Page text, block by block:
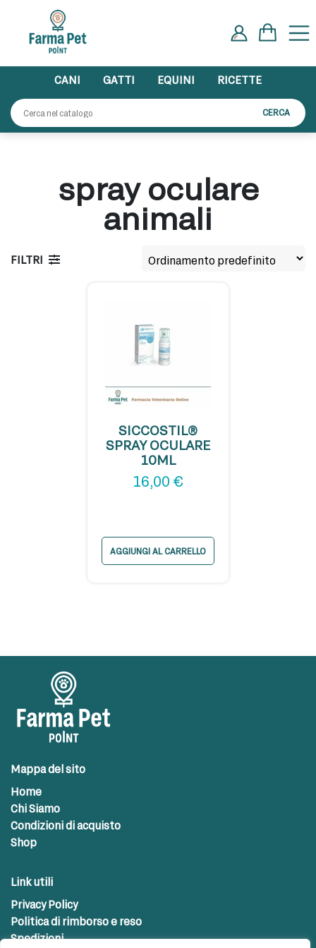
content
CANI GATTI EQUINI
RICETTE
CERCA
spray oculare
animali
FILTRI
SICCOSTIL®
SPRAY OCULARE
10ML
16,00 €
AGGIUNGI AL CARRELLO
Mappa del sito
Home
Chi Siamo
Condizioni di acquisto
Shop
Link utili
Privacy Policy
Politica di rimborso e reso
Spedizioni